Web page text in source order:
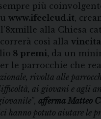
più
www.ifeelcud.it,
alla Chiesa
così alla
8 premi, da un
le parrocchie che
rivolta alle
ai giovani e agli
”, afferma Matteo
hanno potuto aiutare le